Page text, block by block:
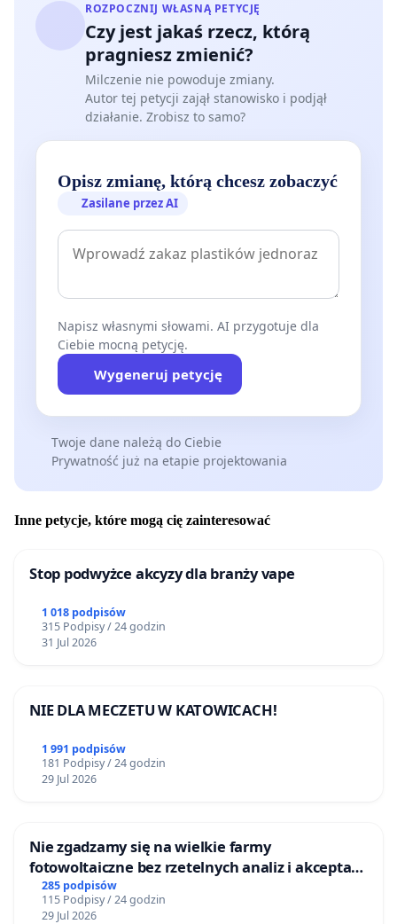
ROZPOCZNIJ WŁASNĄ PETYCJĘ
Czy jest jakaś rzecz, którą
pragniesz zmienić?
Milczenie nie powoduje zmiany.
Autor tej petycji zajął stanowisko i podjął
działanie. Zrobisz to samo?
Opisz zmianę, którą chcesz zobaczyć
Zasilane przez AI
Napisz własnymi słowami. AI przygotuje dla
Ciebie mocną petycję.
Wygeneruj petycję
Twoje dane należą do Ciebie
Prywatność już na etapie projektowania
Inne petycje, które mogą cię zainteresować
Stop podwyżce akcyzy dla branży vape
1 018 podpisów
315 Podpisy / 24 godzin
31 Jul 2026
NIE DLA MECZETU W KATOWICACH!
1 991 podpisów
181 Podpisy / 24 godzin
29 Jul 2026
Nie zgadzamy się na wielkie farmy
fotowoltaiczne bez rzetelnych analiz i akceptacji
mieszkańców
285 podpisów
115 Podpisy / 24 godzin
29 Jul 2026